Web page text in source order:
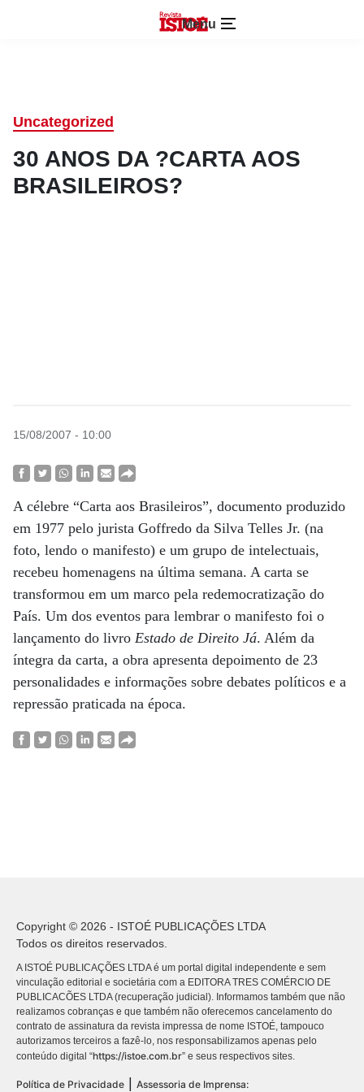
Menu
Uncategorized
30 ANOS DA ?CARTA AOS
BRASILEIROS?
15/08/2007 - 10:00
A célebre “Carta aos Brasileiros”, documento produzido
em 1977 pelo jurista Goffredo da Silva Telles Jr. (na
foto, lendo o manifesto) e um grupo de intelectuais,
recebeu homenagens na última semana. A carta se
transformou em um marco pela redemocratização do
País. Um dos eventos para lembrar o manifesto foi o
lançamento do livro Estado de Direito Já. Além da
íntegra da carta, a obra apresenta depoimento de 23
personalidades e informações sobre debates políticos e a
repressão praticada na época.
Copyright © 2026 - ISTOÉ PUBLICAÇÕES LTDA
Todos os direitos reservados.
A ISTOÉ PUBLICAÇÕES LTDA é um portal digital independente e sem
vinculação editorial e societária com a EDITORA TRES COMÉRCIO DE
PUBLICACÕES LTDA (recuperação judicial). Informamos também que não
realizamos cobranças e que também não oferecemos cancelamento do
contrato de assinatura da revista impressa de nome ISTOÉ, tampouco
autorizamos terceiros a fazê-lo, nos responsabilizamos apenas pelo
conteúdo digital “https://istoe.com.br” e seus respectivos sites.
Política de Privacidade Assessoria de Imprensa: